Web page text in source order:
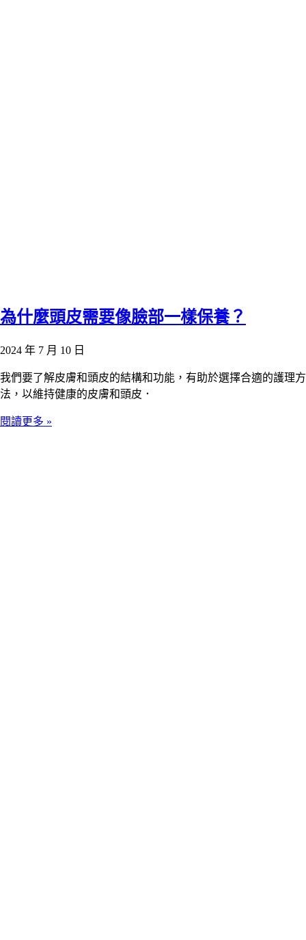
為什麼頭皮需要像臉部一樣保養？
2024 年 7 月 10 日
我們要了解皮膚和頭皮的結構和功能，有助於選擇合適的護理方
法，以維持健康的皮膚和頭皮．
閱讀更多 »